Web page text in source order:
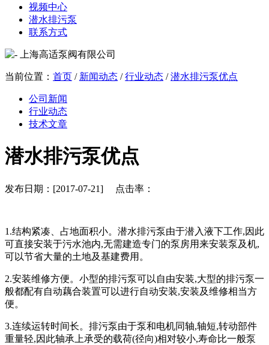
视频中心
潜水排污泵
联系方式
当前位置： 首页 / 新闻动态 /行业动态 /潜水排污泵优点
公司新闻
行业动态
技术文章
潜水排污泵优点
发布日期：[2017-07-21] 点击率：
1.结构紧凑、占地面积小。潜水排污泵由于潜入液下工作,因此
可直接安装于污水池内,无需建造专门的泵房用来安装泵及机,
可以节省大量的土地及基建费用。
2.安装维修方便。小型的排污泵可以自由安装,大型的排污泵一
般都配有自动藕合装置可以进行自动安装,安装及维修相当方
便。
3.连续运转时间长。排污泵由于泵和电机同轴,轴短,转动部件
重量轻,因此轴承上承受的载荷(径向)相对较小,寿命比一般泵